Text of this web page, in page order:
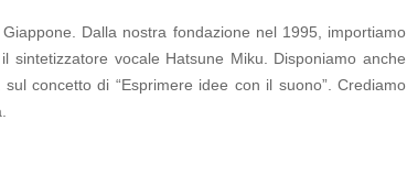
Dalla nostra fondazione nel 1995, importiamo
vocale Hatsune Miku. Disponiamo anche
concetto di “Esprimere idee con il suono”. Crediamo